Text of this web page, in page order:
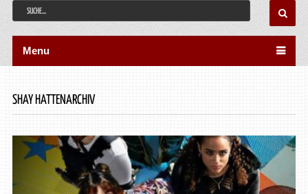
Menu
SHAY HATTENARCHIV